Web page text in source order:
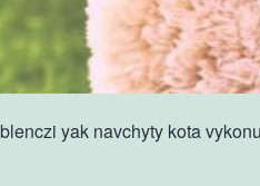
yak navchyty kota